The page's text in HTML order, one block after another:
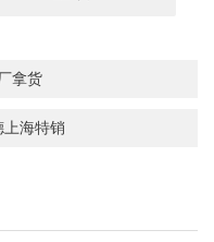
拿货
上海特销